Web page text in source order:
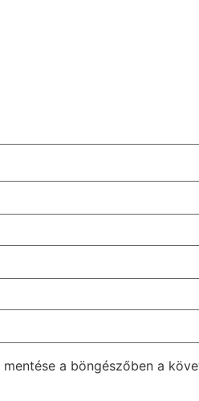
a böngészőben a